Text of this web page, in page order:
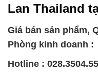
Lan Thailand
Giá bán sản phẩm,
Phòng kinh doanh :
Hotline :